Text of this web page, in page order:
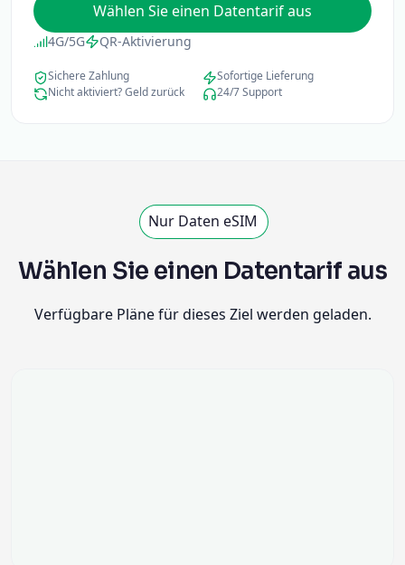
Wählen Sie einen Datentarif aus
4G/5G QR-Aktivierung
Sichere Zahlung
Sofortige Lieferung
Nicht aktiviert? Geld zurück
24/7 Support
Nur Daten eSIM
Wählen Sie einen Datentarif aus
Verfügbare Pläne für dieses Ziel werden geladen.